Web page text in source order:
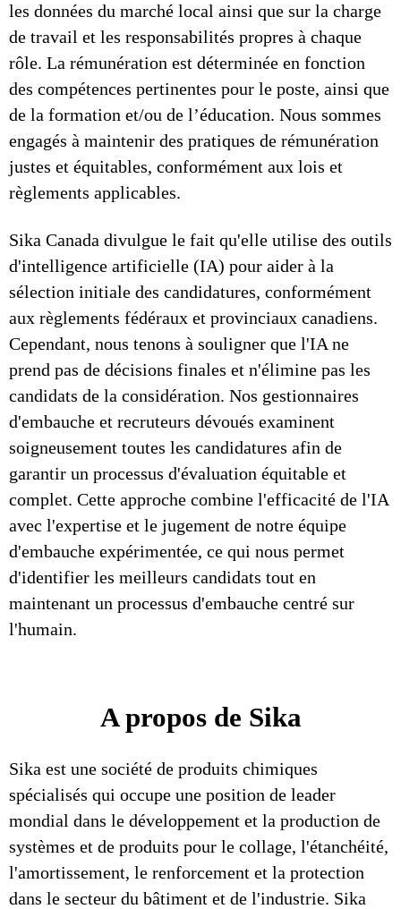
les données du marché local ainsi que sur la charge
de travail et les responsabilités propres à chaque
rôle. La rémunération est déterminée en fonction
des compétences pertinentes pour le poste, ainsi que
de la formation et/ou de l’éducation. Nous sommes
engagés à maintenir des pratiques de rémunération
justes et équitables, conformément aux lois et
règlements applicables.
Sika Canada divulgue le fait qu'elle utilise des outils
d'intelligence artificielle (IA) pour aider à la
sélection initiale des candidatures, conformément
aux règlements fédéraux et provinciaux canadiens.
Cependant, nous tenons à souligner que l'IA ne
prend pas de décisions finales et n'élimine pas les
candidats de la considération. Nos gestionnaires
d'embauche et recruteurs dévoués examinent
soigneusement toutes les candidatures afin de
garantir un processus d'évaluation équitable et
complet. Cette approche combine l'efficacité de l'IA
avec l'expertise et le jugement de notre équipe
d'embauche expérimentée, ce qui nous permet
d'identifier les meilleurs candidats tout en
maintenant un processus d'embauche centré sur
l'humain.
A propos de Sika
Sika est une société de produits chimiques
spécialisés qui occupe une position de leader
mondial dans le développement et la production de
systèmes et de produits pour le collage, l'étanchéité,
l'amortissement, le renforcement et la protection
dans le secteur du bâtiment et de l'industrie. Sika